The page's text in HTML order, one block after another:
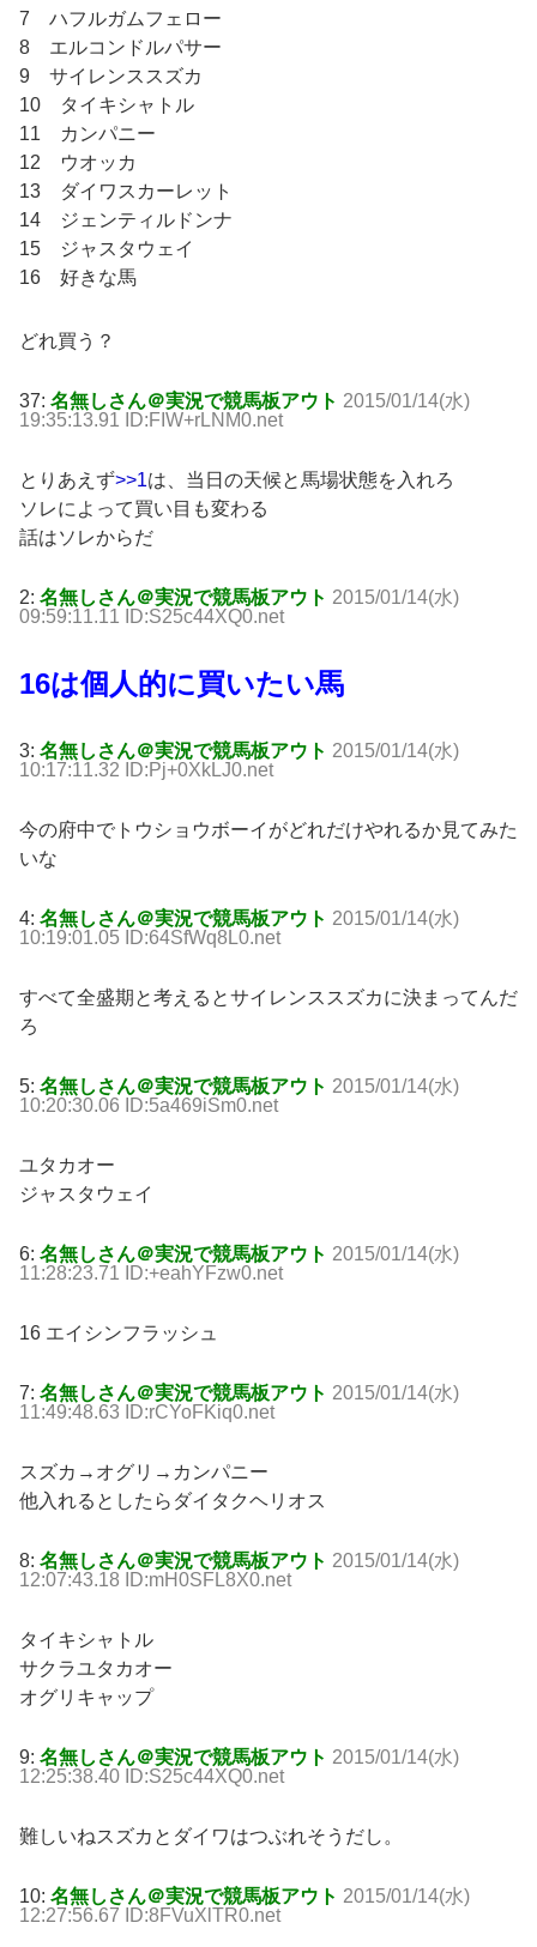
7 ハフルガムフェロー
8 エルコンドルパサー
9 サイレンススズカ
10 タイキシャトル
11 カンパニー
12 ウオッカ
13 ダイワスカーレット
14 ジェンティルドンナ
15 ジャスタウェイ
16 好きな馬
どれ買う？
37: 名無しさん＠実況で競馬板アウト 2015/01/14(水)
19:35:13.91 ID:FIW+rLNM0.net
とりあえず>>1は、当日の天候と馬場状態を入れろ
ソレによって買い目も変わる
話はソレからだ
2: 名無しさん＠実況で競馬板アウト 2015/01/14(水)
09:59:11.11 ID:S25c44XQ0.net
16は個人的に買いたい馬
3: 名無しさん＠実況で競馬板アウト 2015/01/14(水)
10:17:11.32 ID:Pj+0XkLJ0.net
今の府中でトウショウボーイがどれだけやれるか見てみた
いな
4: 名無しさん＠実況で競馬板アウト 2015/01/14(水)
10:19:01.05 ID:64SfWq8L0.net
すべて全盛期と考えるとサイレンススズカに決まってんだ
ろ
5: 名無しさん＠実況で競馬板アウト 2015/01/14(水)
10:20:30.06 ID:5a469iSm0.net
ユタカオー
ジャスタウェイ
6: 名無しさん＠実況で競馬板アウト 2015/01/14(水)
11:28:23.71 ID:+eahYFzw0.net
16 エイシンフラッシュ
7: 名無しさん＠実況で競馬板アウト 2015/01/14(水)
11:49:48.63 ID:rCYoFKiq0.net
スズカ→オグリ→カンパニー
他入れるとしたらダイタクヘリオス
8: 名無しさん＠実況で競馬板アウト 2015/01/14(水)
12:07:43.18 ID:mH0SFL8X0.net
タイキシャトル
サクラユタカオー
オグリキャップ
9: 名無しさん＠実況で競馬板アウト 2015/01/14(水)
12:25:38.40 ID:S25c44XQ0.net
難しいねスズカとダイワはつぶれそうだし。
10: 名無しさん＠実況で競馬板アウト 2015/01/14(水)
12:27:56.67 ID:8FVuXlTR0.net